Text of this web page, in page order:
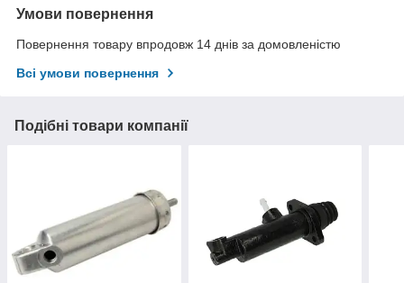
Умови повернення
Повернення товару впродовж 14 днів за домовленістю
Всі умови повернення
Подібні товари компанії